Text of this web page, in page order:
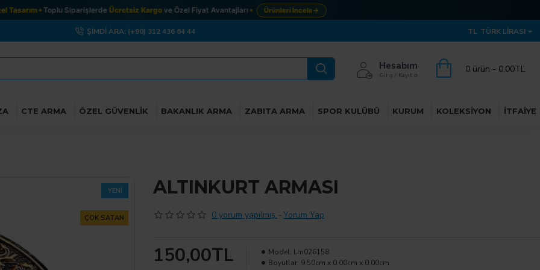
Toplu SiparişlerdeÜcretsiz Kargove Özel Fiyat Avantajları Ürünleri İncele→
ŞIMDI ARA: (+90) 312 436 64 44 TL TÜRK LIRASI
Hesabım
Giriş / Kayıt ol
0 ürün - 0,00TL
CTE ARMA ÖZEL GÜVENLIK BAKANLIK ARMA ZABITA ARMA SPOR KULÜBÜ KURUM KOLEKSIYON İTFAIYE
YENI
ÇOK SATAN
ALTINKURT ARMASI
0 yorum yapılmış. -Yorum Yap
150,00TL Model: Lm026158
Boyutlar: 9.50cm x 0.00cm x 0.00cm